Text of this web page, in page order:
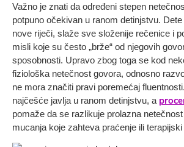
Važno je znati da određeni stepen
potpuno očekivan u ranom detinjstvu.
nove riječi, slaže sve složenije rečenice i
misli koje su često „brže“ od njegovih
sposobnosti. Upravo zbog toga se kod
fiziološka netečnost govora, odnosno
ne mora značiti pravi poremećaj
najčešće javlja u ranom detinjstvu, a
pomaže da se razlikuje prolazna
mucanja koje zahteva praćenje ili terapijski